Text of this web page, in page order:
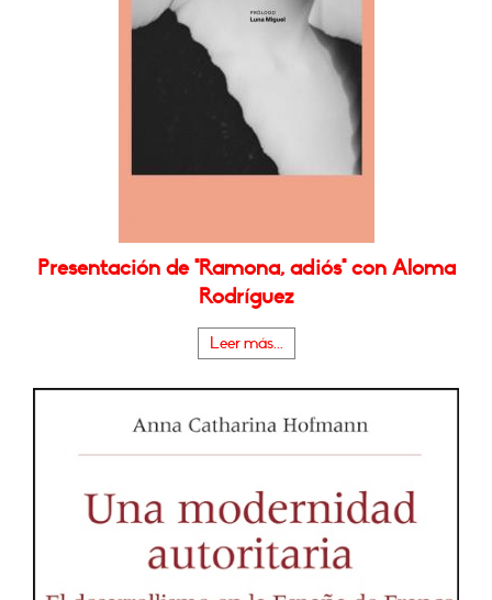
Presentación de "Ramona, adiós" con Aloma
Rodríguez
Leer más...